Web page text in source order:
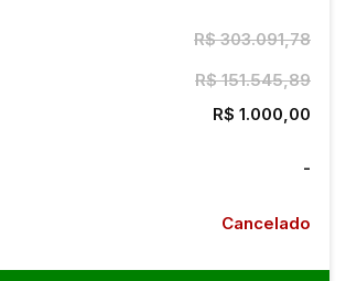
R$ 303.091,78
R$ 151.545,89
R$ 1.000,00
-
Cancelado